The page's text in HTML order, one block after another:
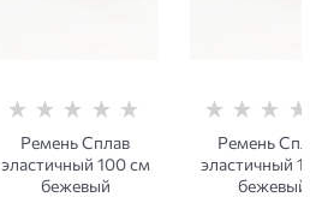
Ремень Сплав
эластичный 100 см
бежевый
Ремень
эластичный
бежевый